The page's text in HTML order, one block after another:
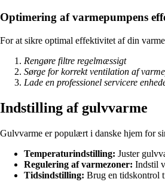
Optimering af varmepumpens
For at sikre optimal effektivitet af din
Rengøre filtre regelmæssigt
Sørge for korrekt ventilation af
Lade en professionel servicere
Indstilling af gulvvarme
Gulvvarme er populært i danske hjem for
Temperaturindstilling: Juster
Regulering af varmezoner: Indstil
Tidsindstilling: Brug en tidskontrol